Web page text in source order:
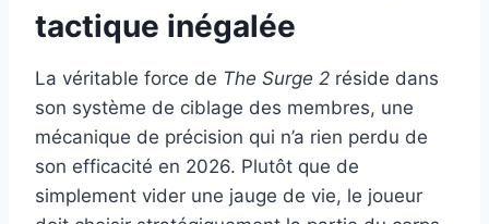
tactique inégalée
La véritable force de The Surge 2 réside dans
son système de ciblage des membres, une
mécanique de précision qui n’a rien perdu de
son efficacité en 2026. Plutôt que de
simplement vider une jauge de vie, le joueur